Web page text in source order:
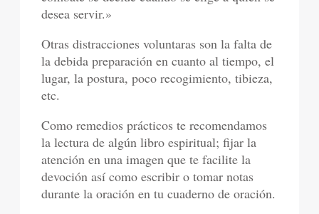
desea servir.»
Otras distracciones voluntaras son la falta de
la debida preparación en cuanto al tiempo, el
lugar, la postura, poco recogimiento, tibieza,
etc.
Como remedios prácticos te recomendamos
la lectura de algún libro espiritual; fijar la
atención en una imagen que te facilite la
devoción así como escribir o tomar notas
durante la oración en tu cuaderno de oración.